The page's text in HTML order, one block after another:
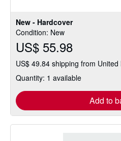
New - Hardcover
Condition: New
US$ 55.98
US$ 49.84 shipping from United
Quantity: 1 available
Add to